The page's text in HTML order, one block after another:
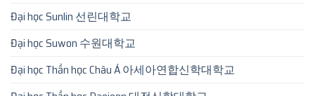
Đại học Sunlin 선린대학교
Đại học Suwon 수원대학교
Đại học Thần học Châu Á 아세아연합신학대학교